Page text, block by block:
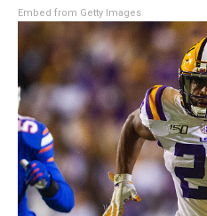
Embed from Getty Images